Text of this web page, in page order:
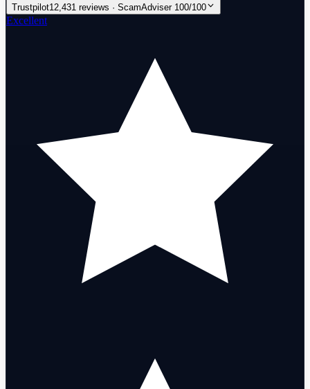
Trustpilot12,431 reviews · ScamAdviser 100/100
Excellent